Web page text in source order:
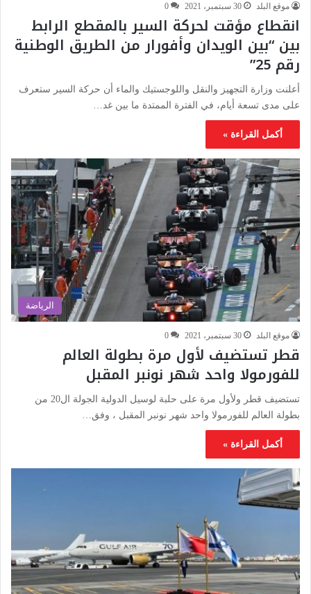
موقع البلد 30 سبتمبر، 2021 0
انقطاع مؤقت لحركة السير بالمقطع الرابط
بين “بين الويدان وأفورار من الطريق الوطنية
رقم 25”
أعلنت وزارة التجهيز والنقل واللوجستيك والماء أن حركة السير ستعرف
على مدى تسعة أيام، في الفترة الممتدة ما بين غد…
أكمل القراءة »
الرياضة
موقع البلد 30 سبتمبر، 2021 0
قطر تستضيف لأول مرة بطولة العالم
للفورمولا واحد شهر نونبر المقبل
تستضيف قطر ولأول مرة على حلبة لوسيل الدولية الجولة ال20 من
بطولة العالم للفورمولا واحد شهر نونبر المقبل ، وفق…
أكمل القراءة »